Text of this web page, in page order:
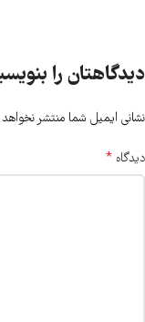
دیدگاهتان را
نشانی ایمیل شما منتشر
دیدگاه *